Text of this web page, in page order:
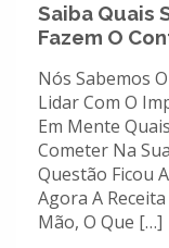
Saiba Quais
Fazem O
Nós Sabemos
Lidar Com O
Em Mente
Cometer Na
Questão Ficou
Agora A
Mão, O Que […]